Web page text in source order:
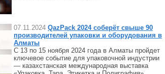
07.11.2024 QazPack 2024 соберёт свыше 90
производителей упаковки и оборудования в
Алматы
С 13 по 15 ноября 2024 года в Алматы пройдет
ключевое событие для упаковочной индустрии
— казахстанская международная выставка